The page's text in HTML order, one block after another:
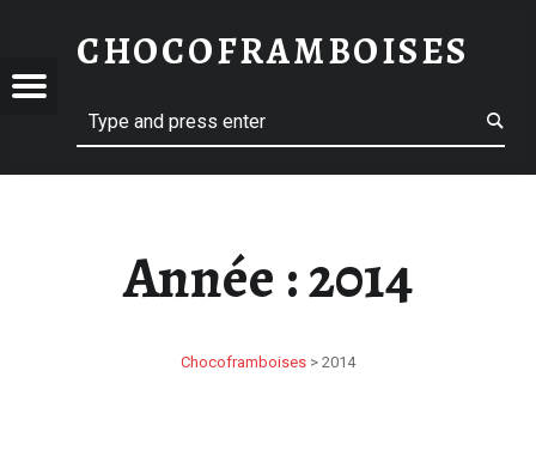
CHOCOFRAMBOISES
Menu
Année :2014
Chocoframboises > 2014